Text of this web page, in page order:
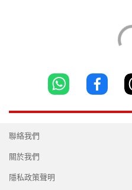
聯絡我們
關於我們
隱私政策聲明